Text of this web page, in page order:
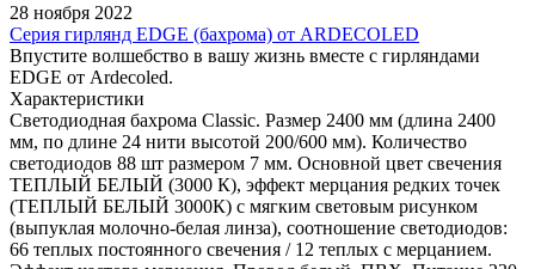
28 ноября 2022
Серия гирлянд EDGE (бахрома) от ARDECOLED
Впустите волшебство в вашу жизнь вместе с гирляндами
EDGE от Ardecoled.
Характеристики
Светодиодная бахрома Classic. Размер 2400 мм (длина 2400
мм, по длине 24 нити высотой 200/600 мм). Количество
светодиодов 88 шт размером 7 мм. Основной цвет свечения
ТЕПЛЫЙ БЕЛЫЙ (3000 К), эффект мерцания редких точек
(ТЕПЛЫЙ БЕЛЫЙ 3000К) с мягким световым рисунком
(выпуклая молочно-белая линза), соотношение светодиодов:
66 теплых постоянного свечения / 12 теплых с мерцанием.